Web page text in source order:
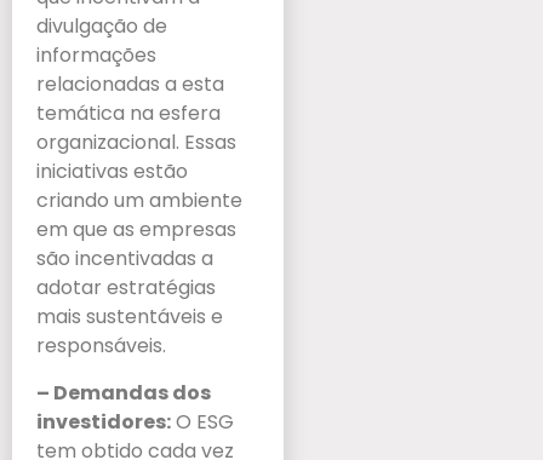
divulgação de
informações
relacionadas a esta
temática na esfera
organizacional. Essas
iniciativas estão
criando um ambiente
em que as empresas
são incentivadas a
adotar estratégias
mais sustentáveis e
responsáveis.
– Demandas dos
investidores:O ESG
tem obtido cada vez